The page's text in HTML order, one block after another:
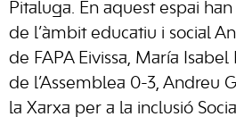
Pitaluga. En aquest espai
de l’àmbit educatiu i social
de FAPA Eivissa, María
de l’Assemblea 0-3, Andreu
la Xarxa per a la inclusió